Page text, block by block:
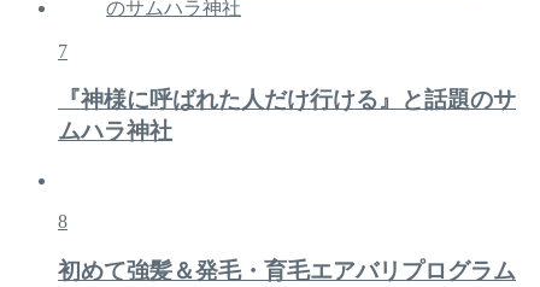
7
『神様に呼ばれた人だけ行ける』と話題のサ
ムハラ神社
8
初めて強髪＆発毛・育毛エアバリプログラム